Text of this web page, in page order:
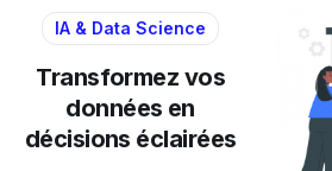
IA & Data Science
Transformez vos
données en
décisions éclairées